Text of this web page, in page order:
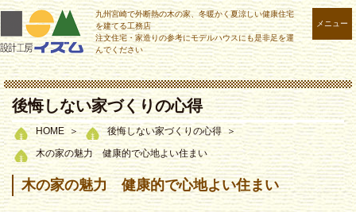
メニュー
九州宮崎で外断熱の木の家、冬暖かく夏涼しい健康住宅
を建てる工務店
注文住宅・家造りの参考にモデルハウスにも是非足を運
んでください
後悔しない家づくりの心得
HOME
後悔しない家づくりの心得
木の家の魅力 健康的で心地よい住まい
木の家の魅力 健康的で心地よい住まい